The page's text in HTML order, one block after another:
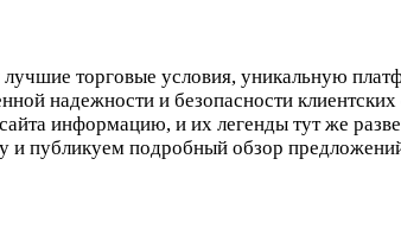
торговые условия, уникальную
надежности и безопасности
информацию, и их легенды тут же
публикуем подробный обзор